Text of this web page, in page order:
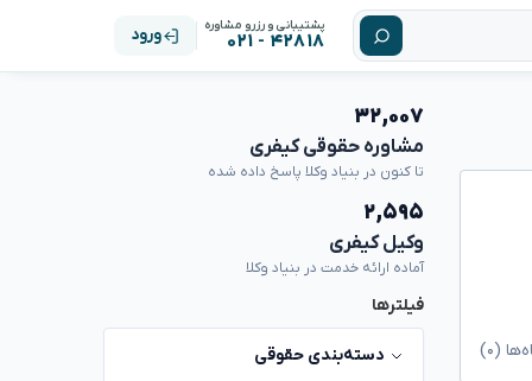
پشتیبانی و رزرو مشاوره
۴۲۸۱۸ - ۰۲۱ ورود
(۰)
۳۲,۰۰۷
مشاوره حقوقی کیفری
تا کنون در بنیاد وکلا پاسخ داده شده
۲,۵۹۵
وکیل کیفری
آماده ارائه خدمت در بنیاد وکلا
فیلترها
دسته‌بندی حقوقی